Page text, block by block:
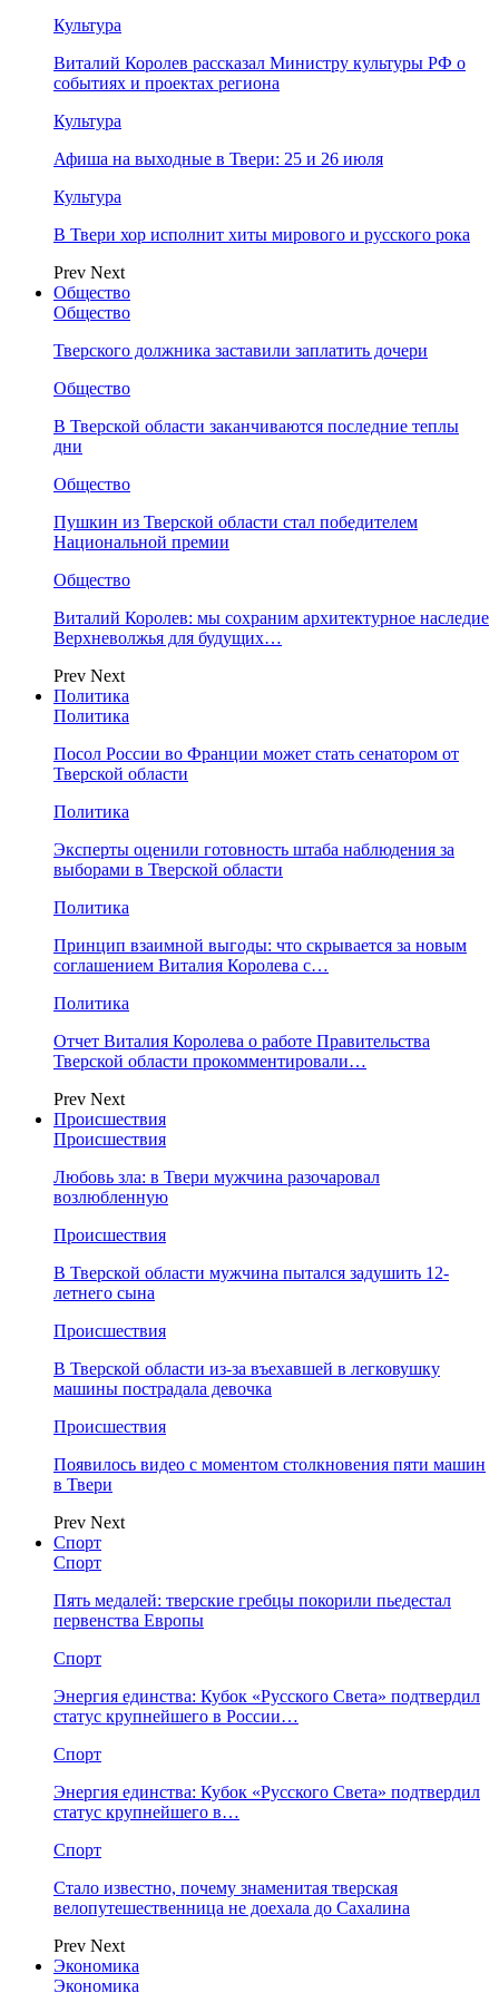
Культура
Виталий Королев рассказал Министру культуры РФ о
событиях и проектах региона
Культура
Афиша на выходные в Твери: 25 и 26 июля
Культура
В Твери хор исполнит хиты мирового и русского рока
Prev Next
Общество
Общество
Тверского должника заставили заплатить дочери
Общество
В Тверской области заканчиваются последние теплы
дни
Общество
Пушкин из Тверской области стал победителем
Национальной премии
Общество
Виталий Королев: мы сохраним архитектурное наследие
Верхневолжья для будущих…
Prev Next
Политика
Политика
Посол России во Франции может стать сенатором от
Тверской области
Политика
Эксперты оценили готовность штаба наблюдения за
выборами в Тверской области
Политика
Принцип взаимной выгоды: что скрывается за новым
соглашением Виталия Королева с…
Политика
Отчет Виталия Королева о работе Правительства
Тверской области прокомментировали…
Prev Next
Происшествия
Происшествия
Любовь зла: в Твери мужчина разочаровал
возлюбленную
Происшествия
В Тверской области мужчина пытался задушить 12-
летнего сына
Происшествия
В Тверской области из-за въехавшей в легковушку
машины пострадала девочка
Происшествия
Появилось видео с моментом столкновения пяти машин
в Твери
Prev Next
Спорт
Спорт
Пять медалей: тверские гребцы покорили пьедестал
первенства Европы
Спорт
Энергия единства: Кубок «Русского Света» подтвердил
статус крупнейшего в России…
Спорт
Энергия единства: Кубок «Русского Света» подтвердил
статус крупнейшего в…
Спорт
Стало известно, почему знаменитая тверская
велопутешественница не доехала до Сахалина
Prev Next
Экономика
Экономика